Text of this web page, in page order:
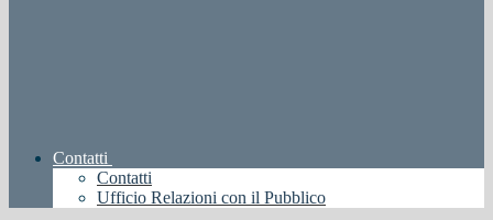
Contatti
Contatti
Ufficio Relazioni con il Pubblico